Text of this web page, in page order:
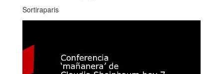
Sortiraparis